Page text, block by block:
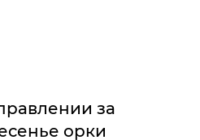
за
орки